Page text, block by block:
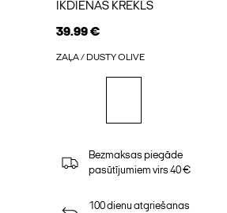
IKDIENAS KREKLS
39.99 €
ZAĻA / DUSTY OLIVE
Bezmaksas piegāde
pasūtījumiem virs 40 €
100 dienu atgriešanas